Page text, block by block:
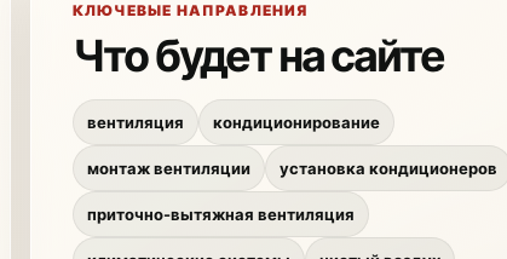
КЛЮЧЕВЫЕ НАПРАВЛЕНИЯ
Что будет на сайте
вентиляция кондиционирование
монтаж вентиляции установка кондиционеров
приточно-вытяжная вентиляция